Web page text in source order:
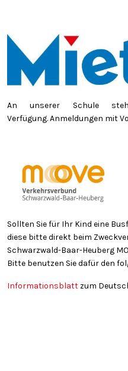
An unserer Schule
Verfügung. Anmeldungen mit
Sollten Sie für Ihr Kind eine
diese bitte direkt beim
Schwarzwald-Baar-Heuberg
Bitte benutzen Sie dafür den
Informationsblatt zum